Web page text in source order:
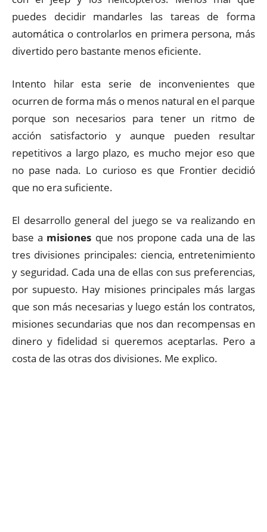
puedes decidir mandarles las tareas de forma
automática o controlarlos en primera persona, más
divertido pero bastante menos eficiente.
Intento hilar esta serie de inconvenientes que
ocurren de forma más o menos natural en el parque
porque son necesarios para tener un ritmo de
acción satisfactorio y aunque pueden resultar
repetitivos a largo plazo, es mucho mejor eso que
no pase nada. Lo curioso es que Frontier decidió
que no era suficiente.
El desarrollo general del juego se va realizando en
base a misiones que nos propone cada una de las
tres divisiones principales: ciencia, entretenimiento
y seguridad. Cada una de ellas con sus preferencias,
por supuesto. Hay misiones principales más largas
que son más necesarias y luego están los contratos,
misiones secundarias que nos dan recompensas en
dinero y fidelidad si queremos aceptarlas. Pero a
costa de las otras dos divisiones. Me explico.